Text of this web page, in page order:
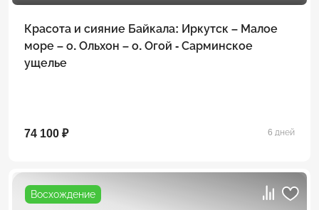
Красота и сияние Байкала: Иркутск – Малое
море – о. Ольхон – о. Огой - Сарминское
ущелье
74 100 ₽ 6 дней
Восхождение